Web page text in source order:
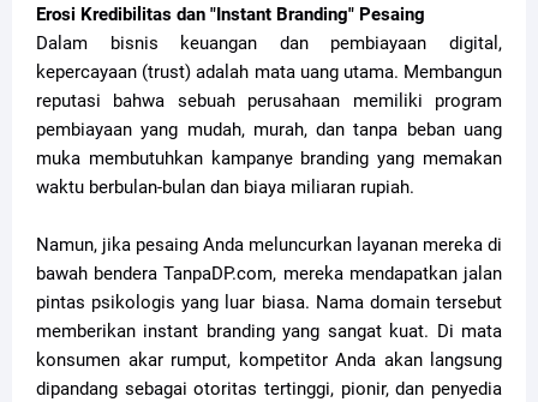
Erosi Kredibilitas dan "Instant Branding" Pesaing
Dalam bisnis keuangan dan pembiayaan digital,
kepercayaan (trust) adalah mata uang utama. Membangun
reputasi bahwa sebuah perusahaan memiliki program
pembiayaan yang mudah, murah, dan tanpa beban uang
muka membutuhkan kampanye branding yang memakan
waktu berbulan-bulan dan biaya miliaran rupiah.
Namun, jika pesaing Anda meluncurkan layanan mereka di
bawah bendera TanpaDP.com, mereka mendapatkan jalan
pintas psikologis yang luar biasa. Nama domain tersebut
memberikan instant branding yang sangat kuat. Di mata
konsumen akar rumput, kompetitor Anda akan langsung
dipandang sebagai otoritas tertinggi, pionir, dan penyedia